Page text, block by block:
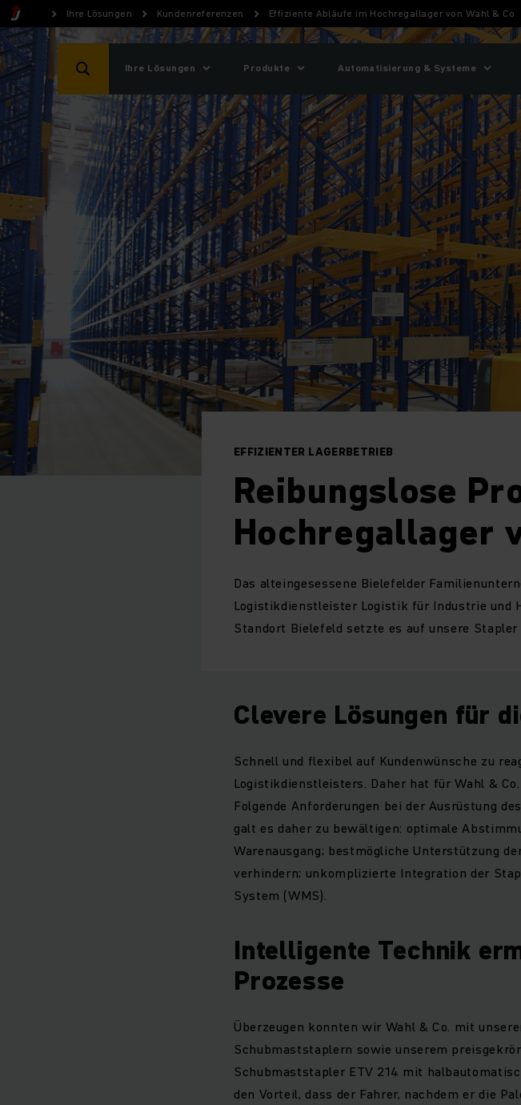
Ihre Lösungen Kundenreferenzen Effiziente Abläufe im Hochregallager von Wahl & Co
Ihre Lösungen Produkte Automatisierung & Systeme
EFFIZIENTER LAGERBETRIEB
Reibungslose
Hochregallager
Das alteingesessene Bielefelder
Logistikdienstleister Logistik für Industrie und
Standort Bielefeld setzte es auf unsere
Clevere Lösungen für
Schnell und flexibel auf Kundenwünsche zu
Logistikdienstleisters. Daher hat für Wahl &
Folgende Anforderungen bei der Ausrüstung
galt es daher zu bewältigen: optimale
Warenausgang; bestmögliche Unterstützung
verhindern; unkomplizierte Integration der
System (WMS).
Intelligente Technik
Prozesse
Überzeugen konnten wir Wahl & Co. mit
Schubmaststaplern sowie unserem
Schubmaststapler ETV 214 mit
den Vorteil, dass der Fahrer, nachdem er die